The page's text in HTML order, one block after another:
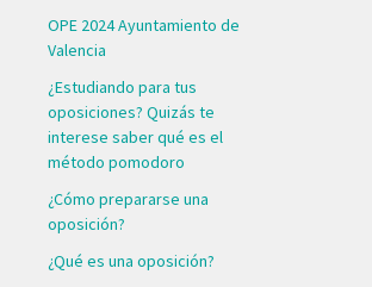
OPE 2024 Ayuntamiento de
Valencia
¿Estudiando para tus
oposiciones? Quizás te
interese saber qué es el
método pomodoro
¿Cómo prepararse una
oposición?
¿Qué es una oposición?